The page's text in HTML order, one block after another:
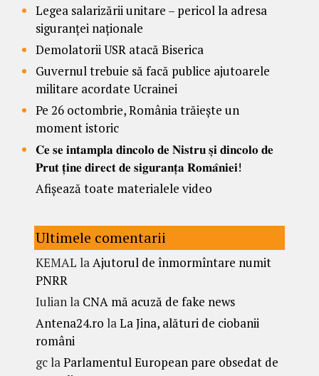
Legea salarizării unitare – pericol la adresa
siguranței naționale
Demolatorii USR atacă Biserica
Guvernul trebuie să facă publice ajutoarele
militare acordate Ucrainei
Pe 26 octombrie, România trăiește un
moment istoric
𝐂𝐞 𝐬𝐞 𝐢𝐧𝐭𝐚𝐦𝐩𝐥𝐚 𝐝𝐢𝐧𝐜𝐨𝐥𝐨 𝐝𝐞 𝐍𝐢𝐬𝐭𝐫𝐮 𝐬̦𝐢 𝐝𝐢𝐧𝐜𝐨𝐥𝐨 𝐝𝐞
𝐏𝐫𝐮𝐭 𝐭̦𝐢𝐧𝐞 𝐝𝐢𝐫𝐞𝐜𝐭 𝐝𝐞 𝐬𝐢𝐠𝐮𝐫𝐚𝐧𝐭̦𝐚 𝐑𝐨𝐦𝐚̂𝐧𝐢𝐞𝐢!
Afișează toate materialele video
Ultimele comentarii
KEMAL laAjutorul de înmormîntare numit
PNRR
Iulianla CNA mă acuză de fake news
Antena24.ro laLa Jina, alături de ciobanii
români
gclaParlamentul European pare obsedat de